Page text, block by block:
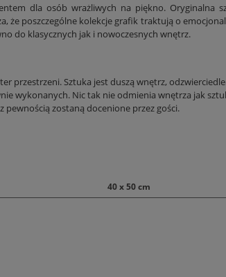
dla osób wrażliwych na piękno. Oryginalna
że poszczególne kolekcje grafik traktują o
do klasycznych jak i nowoczesnych wnętrz.
przestrzeni. Sztuka jest duszą wnętrz,
wykonanych. Nic tak nie odmienia wnętrza jak
pewnością zostaną docenione przez gości.
40 x 50 cm